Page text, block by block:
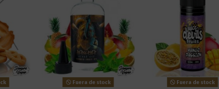
Fuera de stock Fuera de stock